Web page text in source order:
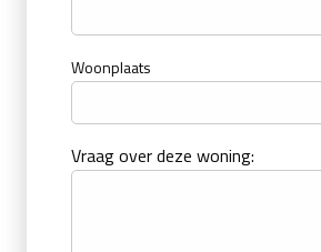
Woonplaats
Vraag over deze woning: